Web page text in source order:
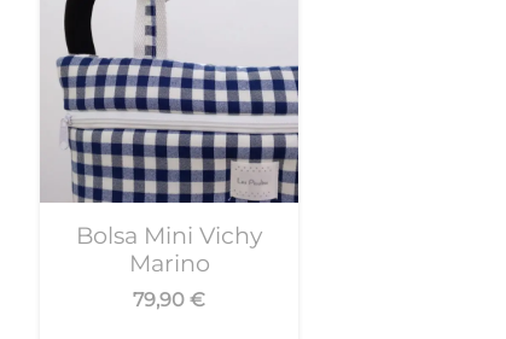
Bolsa Mini Vichy
Marino
79,90 €